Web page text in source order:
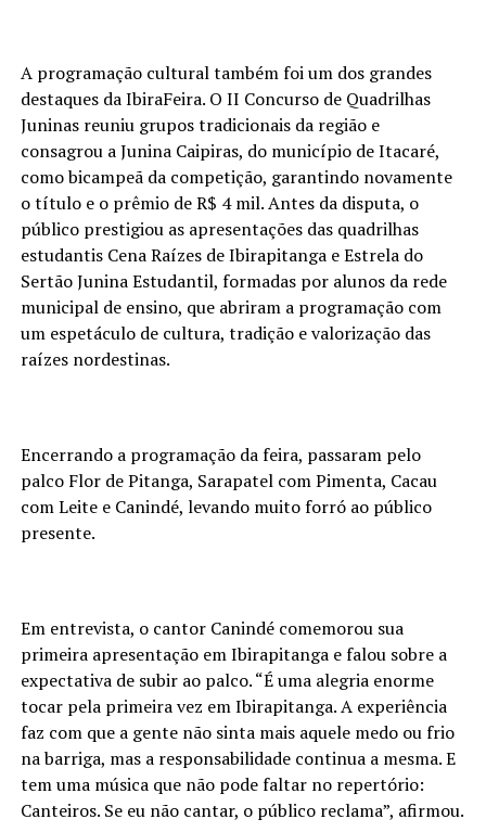
A programação cultural também foi um dos grandes
destaques da IbiraFeira. O II Concurso de Quadrilhas
Juninas reuniu grupos tradicionais da região e
consagrou a Junina Caipiras, do município de Itacaré,
como bicampeã da competição, garantindo novamente
o título e o prêmio de R$ 4 mil. Antes da disputa, o
público prestigiou as apresentações das quadrilhas
estudantis Cena Raízes de Ibirapitanga e Estrela do
Sertão Junina Estudantil, formadas por alunos da rede
municipal de ensino, que abriram a programação com
um espetáculo de cultura, tradição e valorização das
raízes nordestinas.
Encerrando a programação da feira, passaram pelo
palco Flor de Pitanga, Sarapatel com Pimenta, Cacau
com Leite e Canindé, levando muito forró ao público
presente.
Em entrevista, o cantor Canindé comemorou sua
primeira apresentação em Ibirapitanga e falou sobre a
expectativa de subir ao palco. “É uma alegria enorme
tocar pela primeira vez em Ibirapitanga. A experiência
faz com que a gente não sinta mais aquele medo ou frio
na barriga, mas a responsabilidade continua a mesma. E
tem uma música que não pode faltar no repertório:
Canteiros. Se eu não cantar, o público reclama”, afirmou.